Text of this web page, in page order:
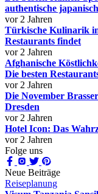
authentische
vor 2 Jahren
Türkische Kulinarik
Restaurants findet
vor 2 Jahren
Afghanische
Die besten
vor 2 Jahren
Die November
Dresden
vor 2 Jahren
Hotel Icon: Das
vor 2 Jahren
Folge uns
Neue Beiträge
Reiseplanung